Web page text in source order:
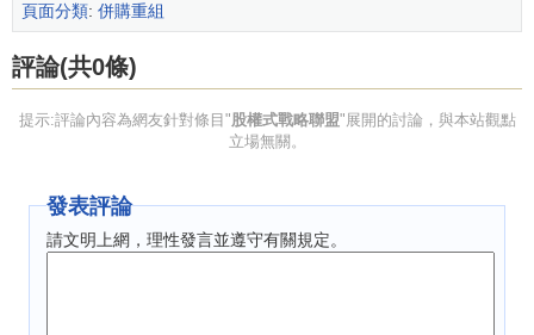
本。
第三,股權式戰略聯盟較高的績效風險還來自於其較高的
控製成本。因為共同擁有股權不僅使公司戰略的靈活性降低,
而且,可能由於組織文化方面的差異,使得聯盟公司之間決策的
聯合制定和實施也更加困難。最後股權式戰略聯盟之中因各
身決策的靈活性。總之,與非股權式戰略聯盟相比,股權式戰略
聯盟不能有效的防範合作風險和績效風險。
頁面分類: 併購重組
評論(共0條)
提示:評論內容為網友針對條目"股權式戰略聯盟"展開的討論，與本站觀點
立場無關。
發表評論
請文明上網，理性發言並遵守有關規定。